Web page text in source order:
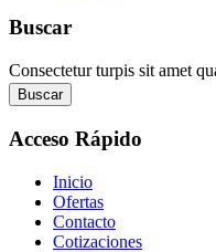
Buscar
Consectetur turpis sit amet
Buscar
Acceso Rápido
Inicio
Ofertas
Contacto
Cotizaciones